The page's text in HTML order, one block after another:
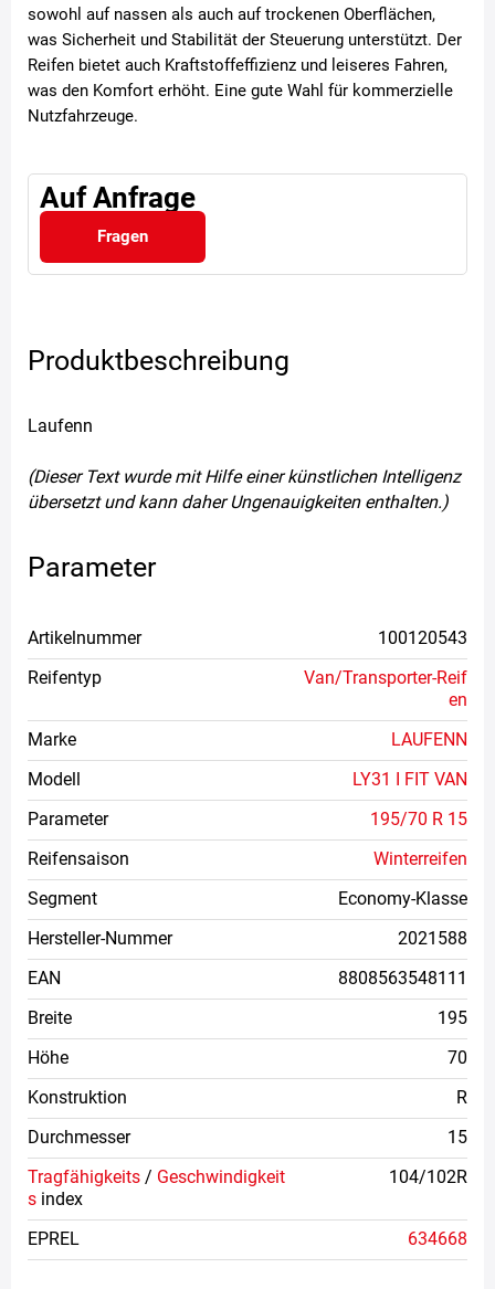
sowohl auf nassen als auch auf trockenen Oberflächen,
was Sicherheit und Stabilität der Steuerung unterstützt. Der
Reifen bietet auch Kraftstoffeffizienz und leiseres Fahren,
was den Komfort erhöht. Eine gute Wahl für kommerzielle
Nutzfahrzeuge.
Auf Anfrage
Fragen
Produktbeschreibung
Laufenn
(Dieser Text wurde mit Hilfe einer künstlichen Intelligenz
übersetzt und kann daher Ungenauigkeiten enthalten.)
Parameter
Artikelnummer
100120543
Reifentyp
Van/Transporter-Reif
en
Marke
LAUFENN
Modell
LY31 I FIT VAN
Parameter
195/70 R 15
Reifensaison
Winterreifen
Segment
Economy-Klasse
Hersteller-Nummer
2021588
EAN
8808563548111
Breite
195
Höhe
70
Konstruktion
R
Durchmesser
15
Tragfähigkeits / Geschwindigkeit
s index
104/102R
EPREL 634668